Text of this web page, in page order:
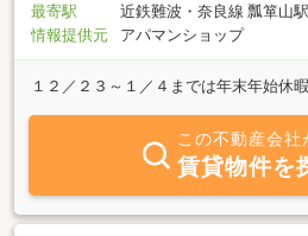
最寄駅
近鉄難波・奈良線 瓢箪山
情報提供元
アパマンショップ
１２／２３～１／４までは年末年始休
この不動産会社
賃貸物件を